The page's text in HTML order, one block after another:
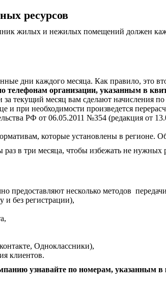
ресурсов
жилых и нежилых помещений должен
дни каждого месяца. Как правило, это
организации, указанным в
за текущий месяц вам сделают начисления
и при необходимости произведется
РФ от 06.05.2011 №354 (редакция от
которые установлены в регионе.
в три месяца, чтобы избежать не нужных
предоставляют несколько методов
и без регистрации),
Одноклассники),
клиентов.
узнавайте по номерам, указанным в